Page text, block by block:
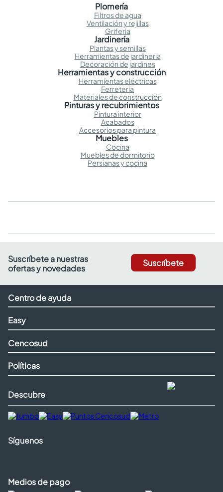
Plomería
Filtros de agua
Ventilación y rejillas
Griferia
Jardinería
Plantas y semillas
Herramientas de jardineria
Decoración de jardines
Herramientas y construcción
Herramientas eléctricas
Ferreteria
Materiales de construcción
Pinturas y recubrimientos
Pintura interior
Acabados
Accesorios para pintura
Muebles
Cocina
Muebles de dormitorio
Persianas y cocina
Suscríbete a nuestras
ofertas y novedades
Suscríbete
Centro de ayuda
Easy
Cencosud
Políticas
Descubre
Síguenos
Medios de pago